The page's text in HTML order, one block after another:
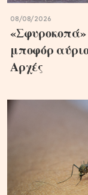
08/08/2026
μποφόρ
Αρχές